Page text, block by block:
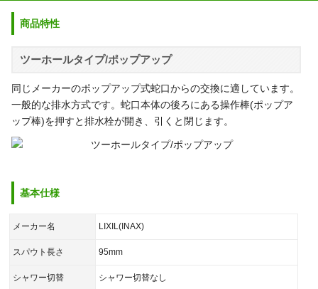
商品特性
ツーホールタイプ/ポップアップ
同じメーカーのポップアップ式蛇口からの交換に適しています。
一般的な排水方式です。蛇口本体の後ろにある操作棒(ポップア
ップ棒)を押すと排水栓が開き、引くと閉じます。
基本仕様
メーカー名 LIXIL(INAX)
スパウト長さ 95mm
シャワー切替 シャワー切替なし